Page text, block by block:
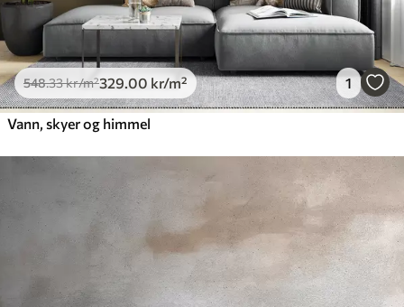
548.33kr/m²329.00 kr/m² 1
Vann, skyer og himmel